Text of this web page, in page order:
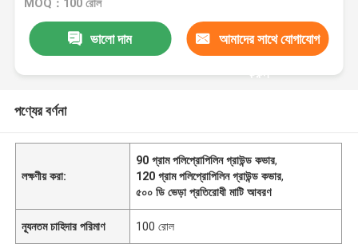
MOQ：100 রোল
ভালো দাম আমাদের সাথে যোগাযোগ
করুন
পণ্যের বর্ণনা
লক্ষণীয় করা:
90 গ্রাম পলিপ্রোপিলিন গ্রাউন্ড কভার,
120 গ্রাম পলিপ্রোপিলিন গ্রাউন্ড কভার,
৫০০ ডি ভেড়া প্রতিরোধী মাটি আবরণ
ন্যূনতম চাহিদার পরিমাণ 100 রোল